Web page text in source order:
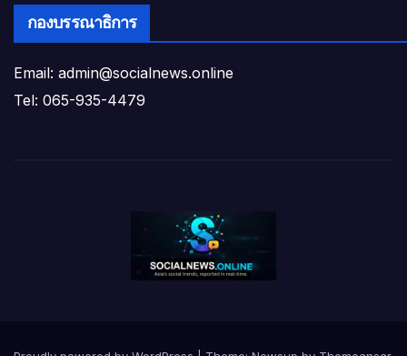
กองบรรณาธิการ
Email: admin@socialnews.online
Tel: 065-935-4479